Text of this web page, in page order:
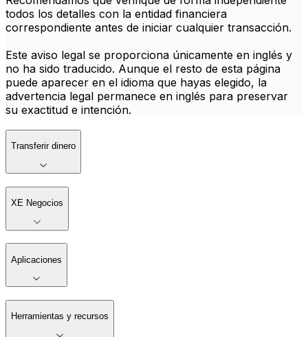
todos los detalles con la entidad financiera
correspondiente antes de iniciar cualquier transacción.
Este aviso legal se proporciona únicamente en inglés y
no ha sido traducido. Aunque el resto de esta página
puede aparecer en el idioma que hayas elegido, la
advertencia legal permanece en inglés para preservar
su exactitud e intención.
Transferir dinero
XE Negocios
Aplicaciones
Herramientas y recursos